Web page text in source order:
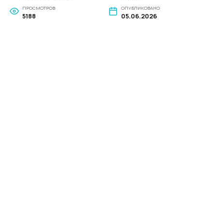
ПРОСМОТРОВ
5188
ОПУБЛИКОВАНО
05.06.2026